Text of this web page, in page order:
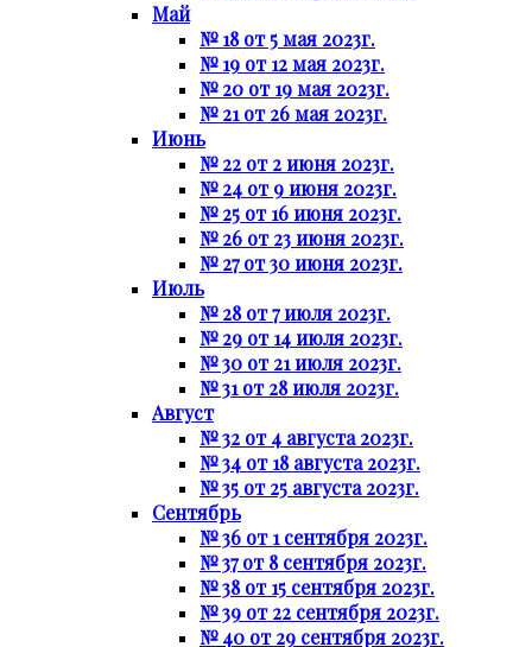
Май
№ 18 от 5 мая 2023г.
№ 19 от 12 мая 2023г.
№ 20 от 19 мая 2023г.
№ 21 от 26 мая 2023г.
Июнь
№ 22 от 2 июня 2023г.
№ 24 от 9 июня 2023г.
№ 25 от 16 июня 2023г.
№ 26 от 23 июня 2023г.
№ 27 от 30 июня 2023г.
Июль
№ 28 от 7 июля 2023г.
№ 29 от 14 июля 2023г.
№ 30 от 21 июля 2023г.
№ 31 от 28 июля 2023г.
Август
№ 32 от 4 августа 2023г.
№ 34 от 18 августа 2023г.
№ 35 от 25 августа 2023г.
Сентябрь
№ 36 от 1 сентября 2023г.
№ 37 от 8 сентября 2023г.
№ 38 от 15 сентября 2023г.
№ 39 от 22 сентября 2023г.
№ 40 от 29 сентября 2023г.